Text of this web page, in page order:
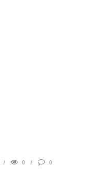
0 0